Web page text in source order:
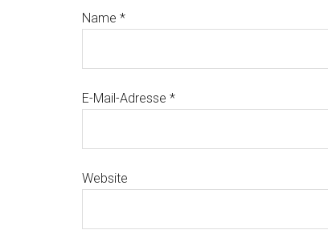
Name *
E-Mail-Adresse *
Website